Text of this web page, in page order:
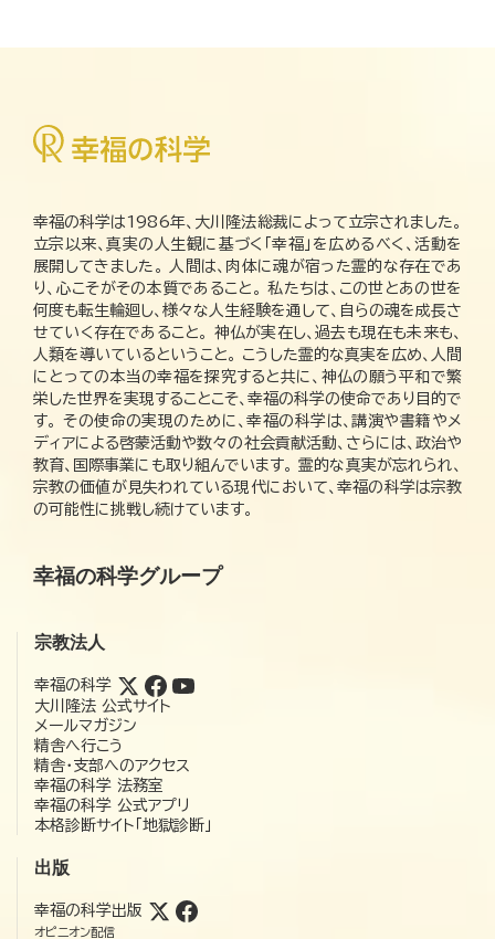
幸福の科学は1986年、大川隆法総裁によって立宗されました。
立宗以来、真実の人生観に基づく「幸福」を広めるべく、活動を
展開してきました。 人間は、肉体に魂が宿った霊的な存在であ
り、心こそがその本質であること。 私たちは、この世とあの世を
何度も転生輪廻し、様々な人生経験を通して、自らの魂を成長さ
せていく存在であること。 神仏が実在し、過去も現在も未来も、
人類を導いているということ。 こうした霊的な真実を広め、人間
にとっての本当の幸福を探究すると共に、神仏の願う平和で繁
栄した世界を実現することこそ、幸福の科学の使命であり目的で
す。 その使命の実現のために、幸福の科学は、講演や書籍やメ
ディアによる啓蒙活動や数々の社会貢献活動、さらには、政治や
教育、国際事業にも取り組んでいます。 霊的な真実が忘れられ、
宗教の価値が見失われている現代において、幸福の科学は宗教
の可能性に挑戦し続けています。
幸福の科学グループ
宗教法人
幸福の科学
大川隆法 公式サイト
メールマガジン
精舎へ行こう
精舎・支部へのアクセス
幸福の科学 法務室
幸福の科学 公式アプリ
本格診断サイト「地獄診断」
出版
幸福の科学出版
オピニオン配信